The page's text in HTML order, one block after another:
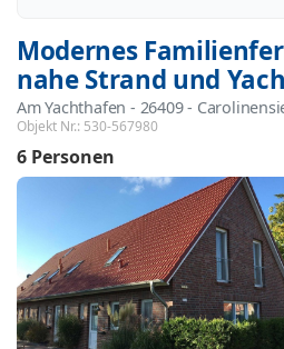
Modernes
nahe Strand und
Am Yachthafen - 26409 -
Objekt Nr.: 530-567980
6 Personen